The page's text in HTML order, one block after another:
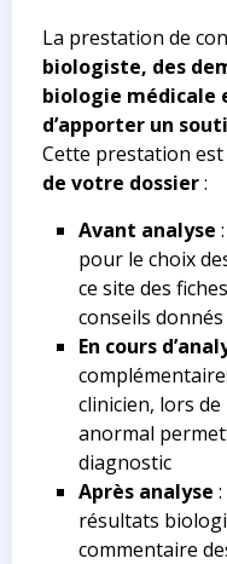
La prestation de
biologiste, des
biologie médicale
d’apporter un
Cette prestation est
de votre dossier:
Avant analyse
pour le choix
ce site des
conseils
En cours
clinicien, lors
anormal
diagnostic
Après analyse
résultats
commentaire